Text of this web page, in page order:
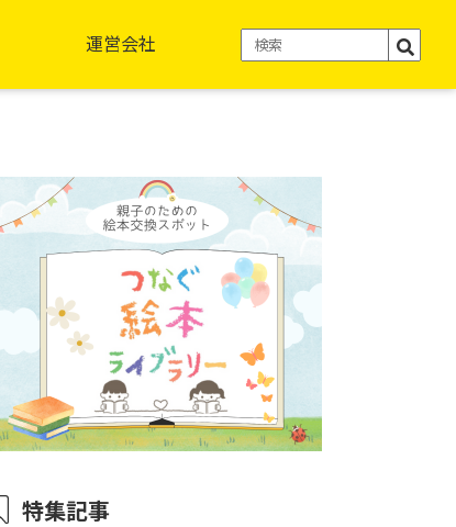
運営会社
特集記事